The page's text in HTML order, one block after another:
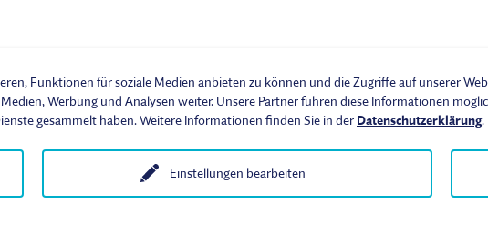
zumFunktionen für soziale Medien anbieten zu können und die Zugriffe auf unserer
Werbung und Analysen weiter. Unsere Partner führen diese Informationen
gesammelt haben. Weitere Informationen finden Sie in der Datenschutzerklärung.
Einstellungen bearbeiten